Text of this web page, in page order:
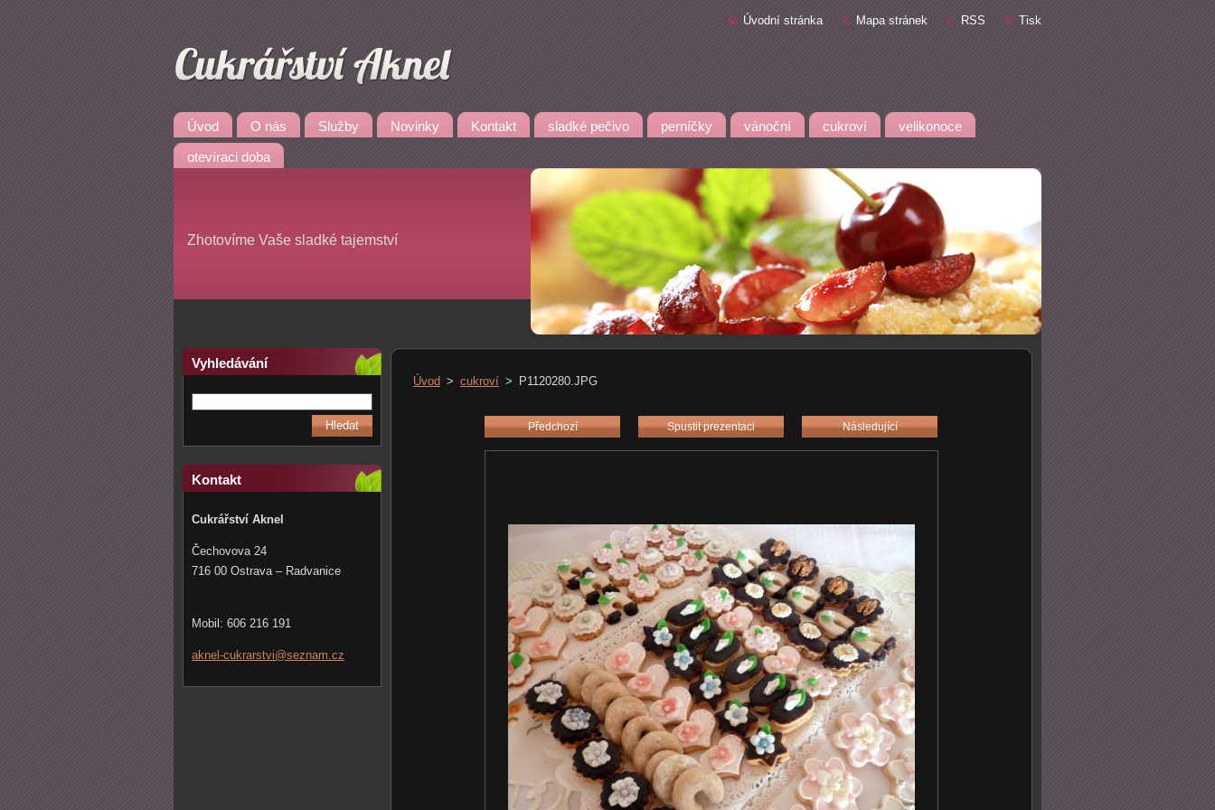
Úvodní stránka Mapa stránek RSS Tisk
Úvod O nás Služby Novinky Kontakt sladké pečivo perníčky vánoční cukroví velikonoce
otevíraci doba
Zhotovíme Vaše sladké tajemství
Vyhledávání
Kontakt
Cukrářství Aknel
Čechovova 24
716 00 Ostrava – Radvanice
Mobil: 606 216 191
aknel-cukrarstvi@seznam. cz
Úvod > cukroví > P1120280.JPG
Předchozí Spustit prezentaci Následující